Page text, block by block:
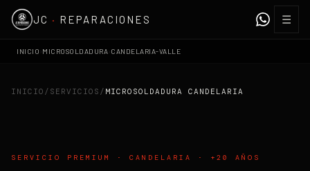
JC · REPARACIONES ☰
INICIO MICROSOLDADURA CANDELARIA-VALLE
INICIO / SERVICIOS / MICROSOLDADURA CANDELARIA
SERVICIO PREMIUM · CANDELARIA · +20 AÑOS